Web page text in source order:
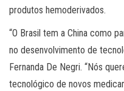
produtos hemoderivados.
“O Brasil tem a China como
no desenvolvimento de
Fernanda De Negri. “Nós
tecnológico de novos